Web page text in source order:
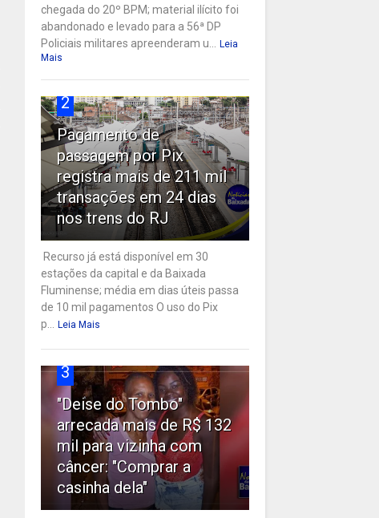
chegada do 20º BPM; material ilícito foi
abandonado e levado para a 56ª DP
Policiais militares apreenderam u...
Leia
Mais
2
Pagamento de
passagem por Pix
registra mais de 211 mil
transações em 24 dias
nos trens do RJ
Recurso já está disponível em 30
estações da capital e da Baixada
Fluminense; média em dias úteis passa
de 10 mil pagamentos O uso do Pix
p...
Leia Mais
3
"Deise do Tombo"
arrecada mais de R$ 132
mil para vizinha com
câncer: "Comprar a
casinha dela"